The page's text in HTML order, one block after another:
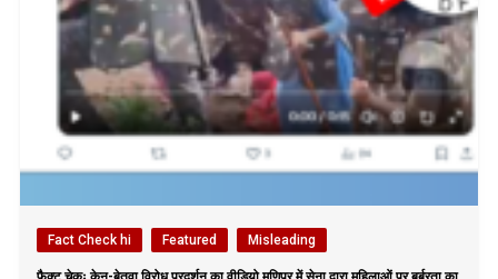
Fact Check hi Featured Misleading